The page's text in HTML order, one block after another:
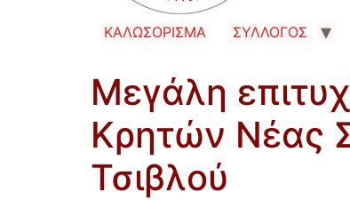
ΚΑΛΩΣΟΡΙΣΜΑ ΣΥΛΛΟΓΟΣ
Μεγάλη
Κρητών Νέας
Τσιβλού